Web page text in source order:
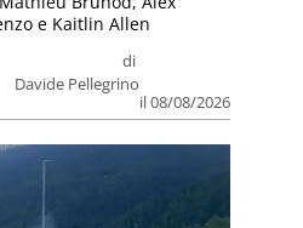
di
Davide Pellegrino
il 08/08/2026
e Kaitlin Allen